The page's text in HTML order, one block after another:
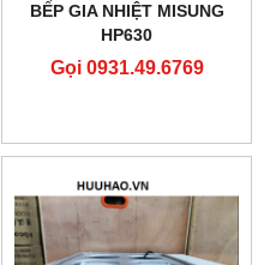
BẾP GIA NHIỆT MISUNG
HP630
Gọi 0931.49.6769